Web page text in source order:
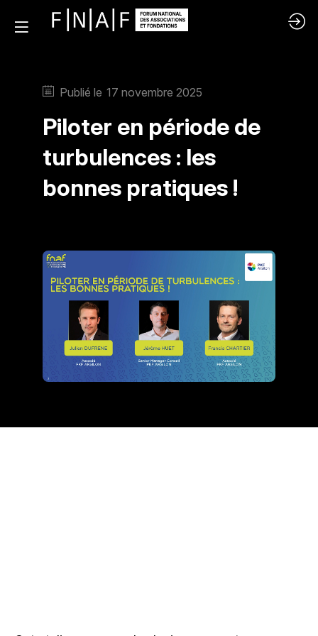
Publié le 17 novembre 2025
Piloter en période de
turbulences : les
bonnes pratiques !